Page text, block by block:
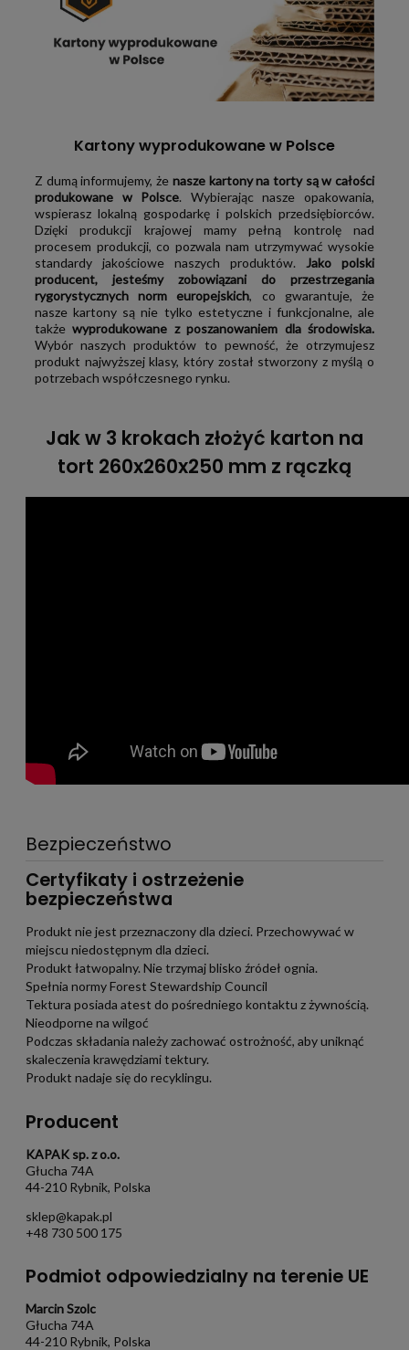
Kartony wyprodukowane w Polsce
Z dumą informujemy, że nasze kartony na torty są w całości
produkowane w Polsce. Wybierając nasze opakowania,
wspierasz lokalną gospodarkę i polskich przedsiębiorców.
Dzięki produkcji krajowej mamy pełną kontrolę nad
procesem produkcji, co pozwala nam utrzymywać wysokie
standardy jakościowe naszych produktów. Jako polski
producent, jesteśmy zobowiązani do przestrzegania
rygorystycznych norm europejskich, co gwarantuje, że
nasze kartony są nie tylko estetyczne i funkcjonalne, ale
takżewyprodukowane z poszanowaniem dla środowiska.
Wybór naszych produktów to pewność, że otrzymujesz
produkt najwyższej klasy, który został stworzony z myślą o
potrzebach współczesnego rynku.
Jak w 3 krokach złożyć karton na
tort 260x260x250 mm z rączką
Bezpieczeństwo
Certyfikaty i ostrzeżenie
bezpieczeństwa
Produkt nie jest przeznaczony dla dzieci. Przechowywać w
miejscu niedostępnym dla dzieci.
Produkt łatwopalny. Nie trzymaj blisko źródeł ognia.
Spełnia normy Forest Stewardship Council
Tektura posiada atest do pośredniego kontaktu z żywnością.
Nieodporne na wilgoć
Podczas składania należy zachować ostrożność, aby uniknąć
skaleczenia krawędziami tektury.
Produkt nadaje się do recyklingu.
Producent
KAPAK sp. z o.o.
Głucha 74A
44-210 Rybnik, Polska
sklep@kapak.pl
+48 730 500 175
Podmiot odpowiedzialny na terenie UE
Marcin Szolc
Głucha 74A
44-210 Rybnik, Polska